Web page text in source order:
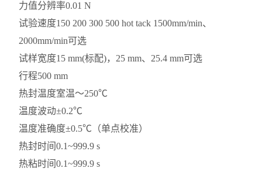
力值分辨率0.01 N
试验速度150 200 300 500 hot tack 1500mm/min、
2000mm/min可选
试样宽度15 mm(标配)，25 mm、25.4 mm可选
行程500 mm
热封温度室温～250℃
温度波动±0.2℃
温度准确度±0.5℃（单点校准）
热封时间0.1~999.9 s
热粘时间0.1~999.9 s